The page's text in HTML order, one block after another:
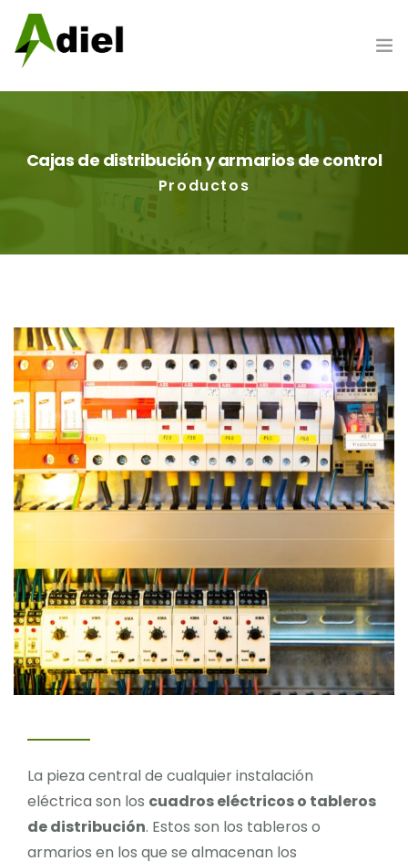
Nosotros
Marcas
Blog
Contacto
Cajas de distribución y armarios de control
Productos
La pieza central de cualquier instalación
eléctrica son los cuadros eléctricos o tableros
de distribución. Estos son los tableros o
armarios en los que se almacenan los